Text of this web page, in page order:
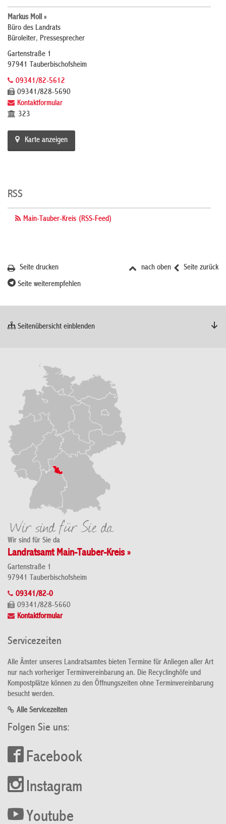
Markus Moll »
Büro des Landrats
Büroleiter, Pressesprecher
Gartenstraße 1
97941 Tauberbischofsheim
09341/82-5612
09341/828-5690
Kontaktformular
323
Karte anzeigen
RSS
Main-Tauber-Kreis (RSS-Feed)
Seite zurück
nach oben
Seite drucken
Seite weiterempfehlen
Seitenübersicht einblenden
Wir sind für Sie da
Landratsamt Main-Tauber-Kreis »
Gartenstraße 1
97941 Tauberbischofsheim
09341/82-0
09341/828-5660
Kontaktformular
Servicezeiten
Alle Ämter unseres Landratsamtes bieten Termine für Anliegen aller Art
nur nach vorheriger Terminvereinbarung an. Die Recyclinghöfe und
Kompostplätze können zu den Öffnungszeiten ohne Terminvereinbarung
besucht werden.
Alle Servicezeiten
Folgen Sie uns:
Facebook
Instagram
Youtube